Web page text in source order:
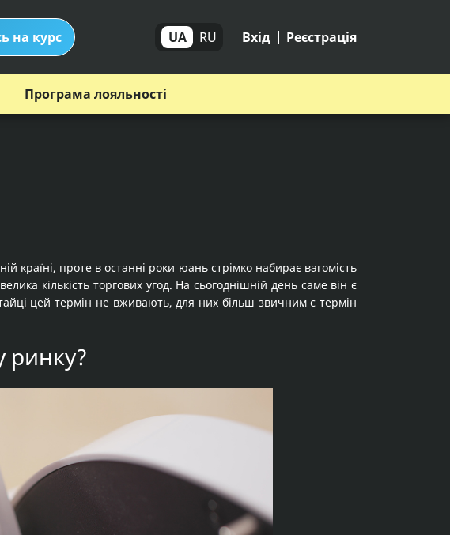
на курс UA RU Вхід Реєстрація
Програма лояльності
проте в останні роки юань стрімко набирає вагомість
кількість торгових угод. На сьогоднішній день саме він є
цей термін не вживають, для них більш звичним є термін
ринку?